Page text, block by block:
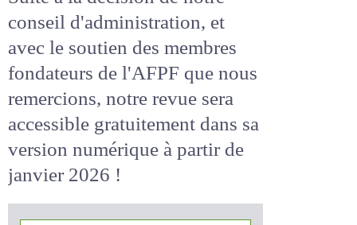
Suite à la décision de notre
conseil d'administration, et
avec le soutien des membres
fondateurs de l'AFPF que nous
remercions, notre revue sera
accessiblegratuitementdans
sa version numérique
de janvier 2026 !